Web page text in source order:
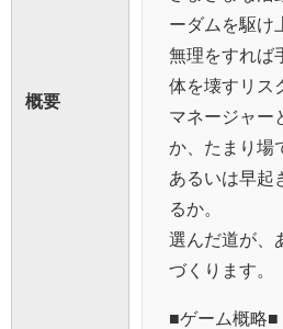
概要
ーダムを駆け
無理をすれば
体を壊すリス
マネージャー
か、たまり場
あるいは早起
るか。
選んだ道が、
づくります。
■ゲーム概略■